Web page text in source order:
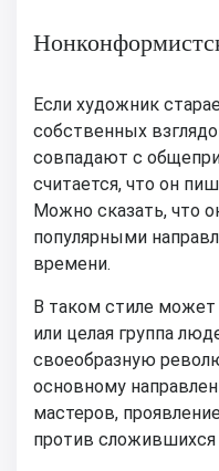
Если художник
собственных
совпадают с
считается, что он
Можно сказать, что
популярными
времени.
В таком стиле
или целая группа
своеобразную
основному
мастеров,
против сложившихся